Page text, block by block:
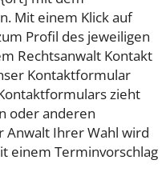
Mit einem Klick auf
Profil des jeweiligen
Rechtsanwalt Kontakt
Kontaktformular
zieht
oder anderen
Anwalt Ihrer Wahl wird
einem Terminvorschlag